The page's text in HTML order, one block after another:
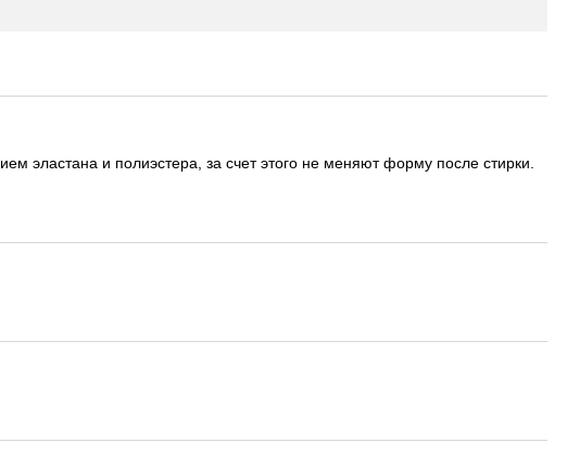
эластана и полиэстера, за счет этого не меняют форму после стирки.